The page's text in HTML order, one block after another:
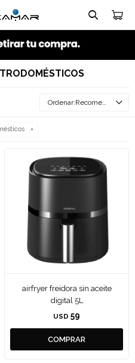
Recomendados
airfryer freidora sin aceite
digital 5L
USD 59